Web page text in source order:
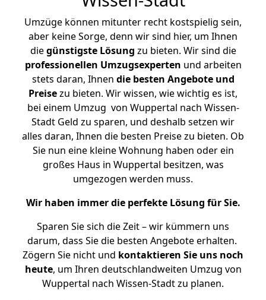
Umzüge können mitunter recht kostspielig sein,
aber keine Sorge, denn wir sind hier, um Ihnen
diegünstigste Lösung zu bieten. Wir sind die
professionellen Umzugsexperten und arbeiten
stets daran, Ihnen die besten Angebote und
Preisezu bieten. Wir wissen, wie wichtig es ist,
bei einem Umzug von Wuppertal nach Wissen-
Stadt Geld zu sparen, und deshalb setzen wir
alles daran, Ihnen die besten Preise zu bieten. Ob
Sie nun eine kleine Wohnung haben oder ein
großes Haus in Wuppertal besitzen, was
umgezogen werden muss.
Wir haben immer die perfekte Lösung für Sie.
Sparen Sie sich die Zeit – wir kümmern uns
darum, dass Sie die besten Angebote erhalten.
Zögern Sie nicht und kontaktieren Sie uns noch
heute, um Ihren deutschlandweiten Umzug von
Wuppertal nach Wissen-Stadt zu planen.